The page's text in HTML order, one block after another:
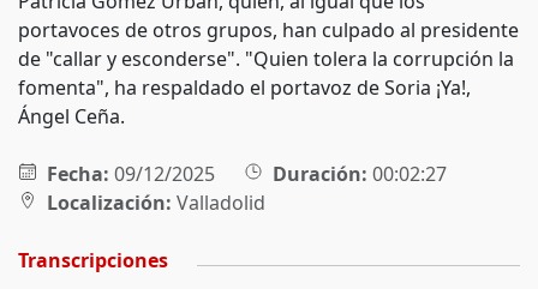
portavoces de otros grupos, han culpado al presidente
de "callar y esconderse". "Quien tolera la corrupción la
fomenta", ha respaldado el portavoz de Soria ¡Ya!,
Ángel Ceña.
Fecha: 09/12/2025 Duración: 00:02:27
Localización: Valladolid
Transcripciones